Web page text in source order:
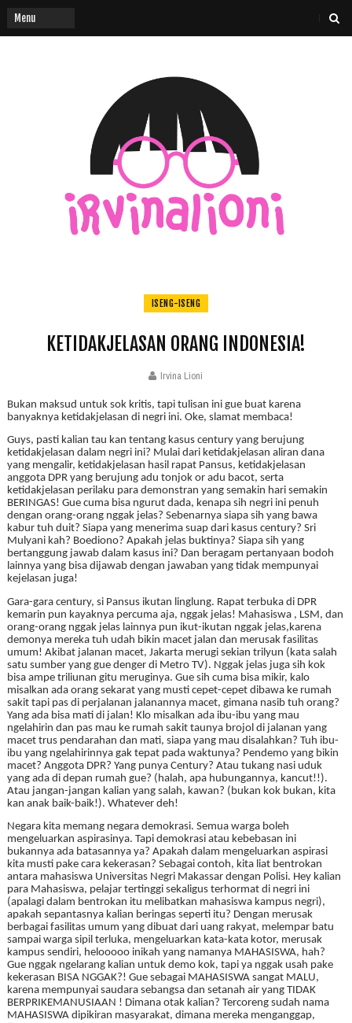
ISENG-ISENG
KETIDAKJELASAN ORANG INDONESIA!
Irvina Lioni
Bukan maksud untuk sok kritis, tapi tulisan ini gue buat karena
banyaknya ketidakjelasan di negri ini. Oke, slamat membaca!
Guys, pasti kalian tau kan tentang kasus century yang berujung
ketidakjelasan dalam negri ini? Mulai dari ketidakjelasan aliran dana
yang mengalir, ketidakjelasan hasil rapat Pansus, ketidakjelasan
anggota DPR yang berujung adu tonjok or adu bacot, serta
ketidakjelasan perilaku para demonstran yang semakin hari semakin
BERINGAS! Gue cuma bisa ngurut dada, kenapa sih negri ini penuh
dengan orang-orang nggak jelas? Sebenarnya siapa sih yang bawa
kabur tuh duit? Siapa yang menerima suap dari kasus century? Sri
Mulyani kah? Boediono? Apakah jelas buktinya? Siapa sih yang
bertanggung jawab dalam kasus ini? Dan beragam pertanyaan bodoh
lainnya yang bisa dijawab dengan jawaban yang tidak mempunyai
kejelasan juga!
Gara-gara century, si Pansus ikutan linglung. Rapat terbuka di DPR
kemarin pun kayaknya percuma aja, nggak jelas! Mahasiswa , LSM, dan
orang-orang nggak jelas lainnya pun ikut-ikutan nggak jelas,karena
demonya mereka tuh udah bikin macet jalan dan merusak fasilitas
umum! Akibat jalanan macet, Jakarta merugi sekian trilyun (kata salah
satu sumber yang gue denger di Metro TV). Nggak jelas juga sih kok
bisa ampe triliunan gitu meruginya. Gue sih cuma bisa mikir, kalo
misalkan ada orang sekarat yang musti cepet-cepet dibawa ke rumah
sakit tapi pas di perjalanan jalanannya macet, gimana nasib tuh orang?
Yang ada bisa mati di jalan! Klo misalkan ada ibu-ibu yang mau
ngelahirin dan pas mau ke rumah sakit taunya brojol di jalanan yang
macet trus pendarahan dan mati, siapa yang mau disalahkan? Tuh ibu-
ibu yang ngelahirinnya gak tepat pada waktunya? Pendemo yang bikin
macet? Anggota DPR? Yang punya Century? Atau tukang nasi uduk
yang ada di depan rumah gue? (halah, apa hubungannya, kancut!!).
Atau jangan-jangan kalian yang salah, kawan? (bukan kok bukan, kita
kan anak baik-baik!). Whatever deh!
Negara kita memang negara demokrasi. Semua warga boleh
mengeluarkan aspirasinya. Tapi demokrasi atau kebebasan ini
bukannya ada batasannya ya? Apakah dalam mengeluarkan aspirasi
kita musti pake cara kekerasan? Sebagai contoh, kita liat bentrokan
antara mahasiswa Universitas Negri Makassar dengan Polisi. Hey kalian
para Mahasiswa, pelajar tertinggi sekaligus terhormat di negri ini
(apalagi dalam bentrokan itu melibatkan mahasiswa kampus negri),
apakah sepantasnya kalian beringas seperti itu? Dengan merusak
berbagai fasilitas umum yang dibuat dari uang rakyat, melempar batu
sampai warga sipil terluka, mengeluarkan kata-kata kotor, merusak
kampus sendiri, helooooo inikah yang namanya MAHASISWA, hah?
Gue nggak ngelarang kalian untuk demo kok, tapi ya nggak usah pake
kekerasan BISA NGGAK?! Gue sebagai MAHASISWA sangat MALU,
karena mempunyai saudara sebangsa dan setanah air yang TIDAK
BERPRIKEMANUSIAAN ! Dimana otak kalian? Tercoreng sudah nama
MAHASISWA dipikiran masyarakat, dimana mereka menganggap,